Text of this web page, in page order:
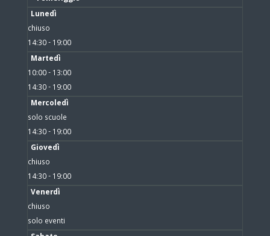
Lunedì
chiuso
14:30 - 19:00
Martedì
10:00 - 13:00
14:30 - 19:00
Mercoledì
solo scuole
14:30 - 19:00
Giovedì
chiuso
14:30 - 19:00
Venerdì
chiuso
solo eventi